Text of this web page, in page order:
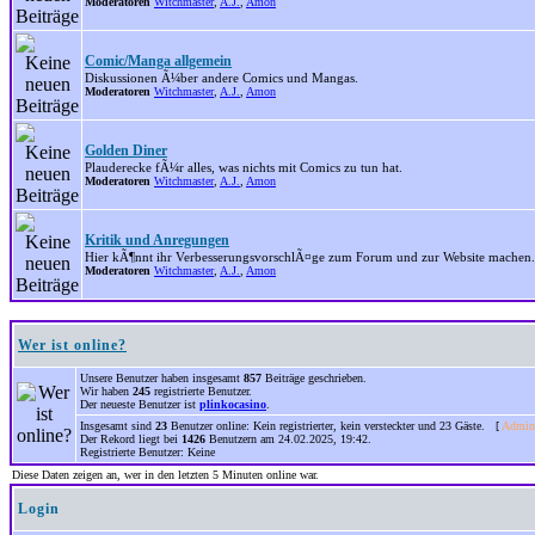
Comic/Manga allgemein
Diskussionen Ã¼ber andere Comics und Mangas.
Moderatoren Witchmaster, A.J. Amon
Golden Diner
Plauderecke fÃ¼r alles, was nichts mit Comics zu tun hat.
Moderatoren Witchmaster, A.J. Amon
Kritik und Anregungen
Hier kÃ¶nnt ihr VerbesserungsvorschlÃ¤ge zum Forum und zur Website machen.
Moderatoren Witchmaster, A.J. Amon
Wer ist online?
Unsere Benutzer haben insgesamt 857 Beiträge geschrieben.
Wir haben 245 registrierte Benutzer.
Der neueste Benutzer ist plinkocasino
Insgesamt sind 23 Benutzer online: Kein registrierter, kein versteckter und 23 Gäste. [
Der Rekord liegt bei 1426 Benutzern am 24.02.2025, 19:42.
Registrierte Benutzer: Keine
Diese Daten zeigen an, wer in den letzten 5 Minuten online war.
Login